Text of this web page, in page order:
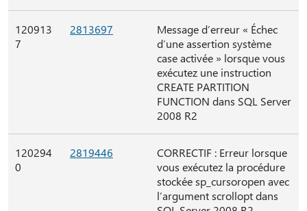
120913
7
2813697
Message d’erreur « Échec
d’une assertion système
case activée » lorsque vous
exécutez une instruction
CREATE PARTITION
FUNCTION dans SQL Server
2008 R2
120294
0
2819446
CORRECTIF : Erreur lorsque
vous exécutez la procédure
stockée sp_cursoropen avec
l’argument scrollopt dans